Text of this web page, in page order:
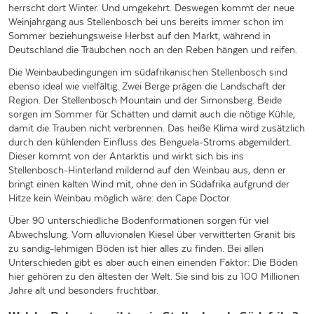
herrscht dort Winter. Und umgekehrt. Deswegen kommt der neue
Weinjahrgang aus Stellenbosch bei uns bereits immer schon im
Sommer beziehungsweise Herbst auf den Markt, während in
Deutschland die Träubchen noch an den Reben hängen und reifen.
Die Weinbaubedingungen im südafrikanischen Stellenbosch sind
ebenso ideal wie vielfältig. Zwei Berge prägen die Landschaft der
Region. Der Stellenbosch Mountain und der Simonsberg. Beide
sorgen im Sommer für Schatten und damit auch die nötige Kühle,
damit die Trauben nicht verbrennen. Das heiße Klima wird zusätzlich
durch den kühlenden Einfluss des Benguela-Stroms abgemildert.
Dieser kommt von der Antarktis und wirkt sich bis ins
Stellenbosch-Hinterland mildernd auf den Weinbau aus, denn er
bringt einen kalten Wind mit, ohne den in Südafrika aufgrund der
Hitze kein Weinbau möglich wäre: den Cape Doctor.
Über 90 unterschiedliche Bodenformationen sorgen für viel
Abwechslung. Vom alluvionalen Kiesel über verwitterten Granit bis
zu sandig-lehmigen Böden ist hier alles zu finden. Bei allen
Unterschieden gibt es aber auch einen einenden Faktor: Die Böden
hier gehören zu den ältesten der Welt. Sie sind bis zu 100 Millionen
Jahre alt und besonders fruchtbar.